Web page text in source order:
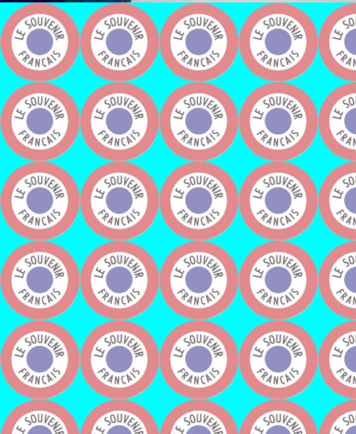
Fernand Lefebvre
ancien
(groupe des houillères de
En
il
au 7e régiment de
où il
Le sergent
le 16 janvier 1954 à
A l’âge de
D’autres photos